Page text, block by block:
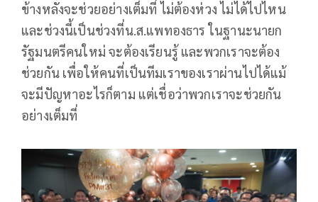
ข้างหลังจะช่วยอย่างเต็มที่ ไม่ต้องห่วง ไม่ได้ไปไหน
และช่วงนี้เป็นช่วงที่น.ส.แพทองธาร ในฐานะนายก
รัฐมนตรีคนใหม่ จะต้องเรียนรู้ และพวกเราจะต้อง
ช่วยกัน เพื่อให้คนที่เป็นทีมเราของเราผ่านไปได้แม้
จะมีปัญหาอะไรก็ตาม แต่เชื่อว่าพวกเราจะช่วยกัน
อย่างเต็มที่